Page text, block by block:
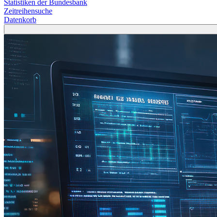
Statistiken der Bundesbank
Zeitreihensuche
Datenkorb